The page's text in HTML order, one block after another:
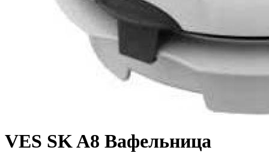
VES SK A8 Вафельница